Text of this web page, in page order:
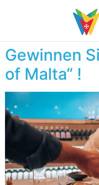
Gewinnen
of Malta“ !